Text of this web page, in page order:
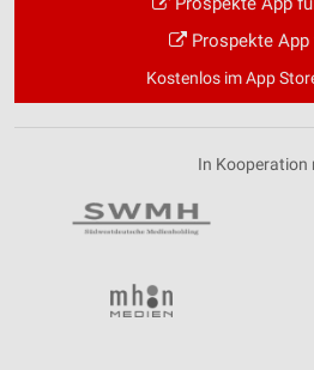
Prospekte App
Kostenlos im App
In Kooperation